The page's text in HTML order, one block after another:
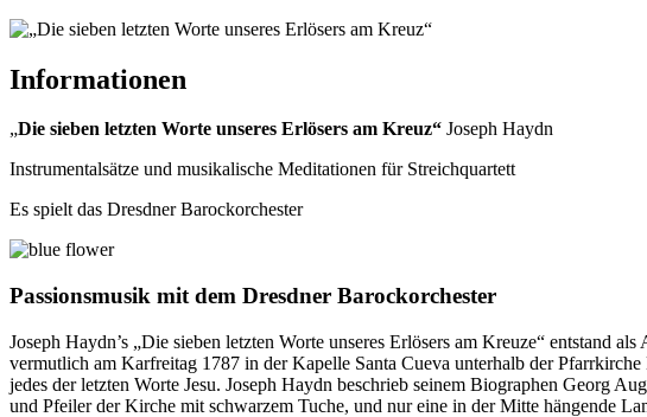
Informationen
„Die sieben letzten Worte unseres Erlösers am Kreuz“ Joseph Haydn
Instrumentalsätze und musikalische Meditationen für Streichquartett
Es spielt das Dresdner Barockorchester
Passionsmusik mit dem Dresdner Barockorchester
Joseph Haydn’s „Die sieben letzten Worte unseres Erlösers am Kreuze“ entstand
vermutlich am Karfreitag 1787 in der Kapelle Santa Cueva unterhalb der
jedes der letzten Worte Jesu. Joseph Haydn beschrieb seinem Biographen Georg
und Pfeiler der Kirche mit schwarzem Tuche, und nur eine in der Mitte hängende